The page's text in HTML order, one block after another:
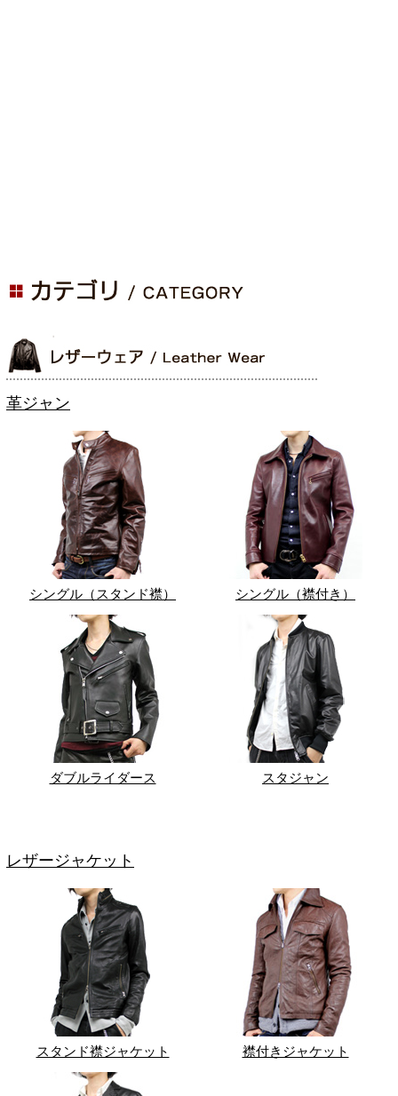
革ジャン
シングル（スタンド襟） シングル（襟付き）
ダブルライダース スタジャン
レザージャケット
スタンド襟ジャケット 襟付きジャケット